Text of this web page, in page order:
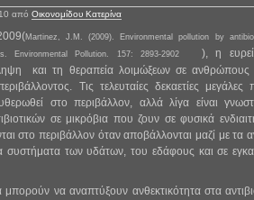
από Οικονομίδου Κατερίνα
Martinez, J.M. (2009). Environmental pollution by
Environmental Pollution. 157: 2893-2902
), η
και τη θεραπεία λοιμώξεων σε
Τις τελευταίες δεκαετίες μεγάλες
στο περιβάλλον, αλλά λίγα είναι
σε μικρόβια που ζουν σε φυσικά
στο περιβάλλον όταν αποβάλλονται μαζί με τα
των υδάτων, του εδάφους και σε
μπορούν να αναπτύξουν ανθεκτικότητα στα